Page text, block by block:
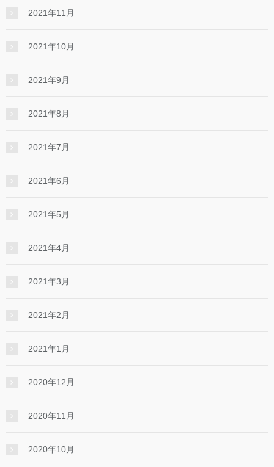
2021年11月
2021年10月
2021年9月
2021年8月
2021年7月
2021年6月
2021年5月
2021年4月
2021年3月
2021年2月
2021年1月
2020年12月
2020年11月
2020年10月